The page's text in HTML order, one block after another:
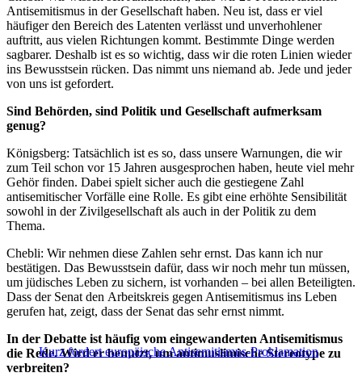
Antisemitismus in der Gesellschaft haben. Neu ist, dass er viel
häufiger den Bereich des Latenten verlässt und unverhohlener
auftritt, aus vielen Richtungen kommt. Bestimmte Dinge werden
sagbarer. Deshalb ist es so wichtig, dass wir die roten Linien wieder
ins Bewusstsein rücken. Das nimmt uns niemand ab. Jede und jeder
von uns ist gefordert.
Sind Behörden, sind Politik und Gesellschaft aufmerksam
genug?
Königsberg: Tatsächlich ist es so, dass unsere Warnungen, die wir
zum Teil schon vor 15 Jahren ausgesprochen haben, heute viel mehr
Gehör finden. Dabei spielt sicher auch die gestiegene Zahl
antisemitischer Vorfälle eine Rolle. Es gibt eine erhöhte Sensibilität
sowohl in der Zivilgesellschaft als auch in der Politik zu dem
Thema.
Chebli: Wir nehmen diese Zahlen sehr ernst. Das kann ich nur
bestätigen. Das Bewusstsein dafür, dass wir noch mehr tun müssen,
um jüdisches Leben zu sichern, ist vorhanden – bei allen Beteiligten.
Dass der Senat den Arbeitskreis gegen Antisemitismus ins Leben
gerufen hat, zeigt, dass der Senat das sehr ernst nimmt.
Kurz fordert europäische Antisemitismus-Proklamation
In der Debatte ist häufig vom eingewanderten Antisemitismus
die Rede. Wird er benutzt, um antimuslimische Stereotype zu
verbreiten?